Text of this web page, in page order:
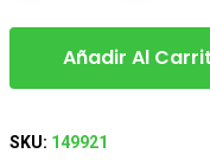
Añadir Al
SKU: 149921